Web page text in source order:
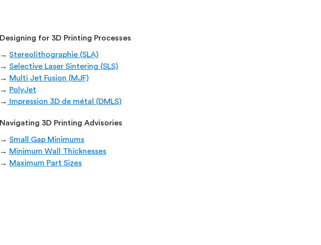
Designing for 3D Printing Processes
→ Stereolithographie (SLA)
→ Selective Laser Sintering (SLS)
→ Multi Jet Fusion (MJF)
→ PolyJet
→
Impression 3D de métal (DMLS)
Navigating 3D Printing Advisories
→ Small Gap Minimums
→ Minimum Wall Thicknesses
→ Maximum Part Sizes